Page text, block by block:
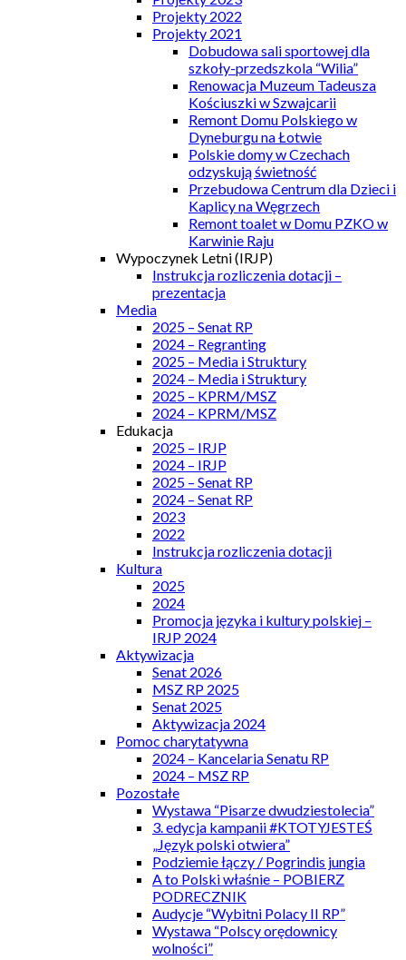
Projekty 2022
Projekty 2021
Dobudowa sali sportowej dla
szkoły-przedszkola “Wilia”
Renowacja Muzeum Tadeusza
Kościuszki w Szwajcarii
Remont Domu Polskiego w
Dyneburgu na Łotwie
Polskie domy w Czechach
odzyskują świetność
Przebudowa Centrum dla Dzieci i
Kaplicy na Węgrzech
Remont toalet w Domu PZKO w
Karwinie Raju
Wypoczynek Letni (IRJP)
Instrukcja rozliczenia dotacji –
prezentacja
Media
2025 – Senat RP
2024 – Regranting
2025 – Media i Struktury
2024 – Media i Struktury
2025 – KPRM/MSZ
2024 – KPRM/MSZ
Edukacja
2025 – IRJP
2024 – IRJP
2025 – Senat RP
2024 – Senat RP
2023
2022
Instrukcja rozliczenia dotacji
Kultura
2025
2024
Promocja języka i kultury polskiej –
IRJP 2024
Aktywizacja
Senat 2026
MSZ RP 2025
Senat 2025
Aktywizacja 2024
Pomoc charytatywna
2024 – Kancelaria Senatu RP
2024 – MSZ RP
Pozostałe
Wystawa “Pisarze dwudziestolecia”
3. edycja kampanii #KTOTYJESTEŚ
„Język polski otwiera”
Podziemie łączy / Pogrindis jungia
A to Polski właśnie – POBIERZ
PODRECZNIK
Audycje “Wybitni Polacy II RP”
Wystawa “Polscy orędownicy
wolności”